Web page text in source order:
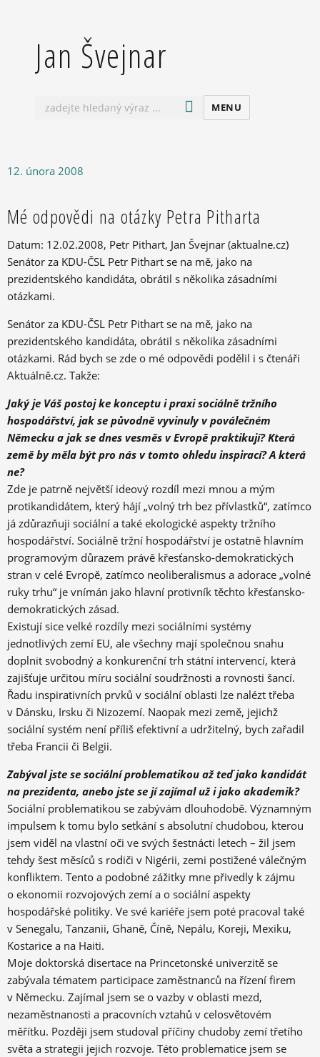
Jan Švejnar
MENU
Publikováno:
12. února 2008
Mé odpovědi na otázky Petra Pitharta
Datum: 12.02.2008, Petr Pithart, Jan Švejnar (aktualne.cz)
Senátor za KDU-ČSL Petr Pithart se na mě, jako na
prezidentského kandidáta, obrátil s několika zásadními
otázkami.
Senátor za KDU-ČSL Petr Pithart se na mě, jako na
prezidentského kandidáta, obrátil s několika zásadními
otázkami. Rád bych se zde o mé odpovědi podělil i s čtenáři
Aktuálně.cz. Takže:
Jaký je Váš postoj ke konceptu i praxi sociálně tržního
hospodářství, jak se původně vyvinuly v poválečném
Německu a jak se dnes vesměs v Evropě praktikují? Která
země by měla být pro nás v tomto ohledu inspirací? A která
ne?
Zde je patrně největší ideový rozdíl mezi mnou a mým
protikandidátem, který hájí „volný trh bez přívlastků“, zatímco
já zdůrazňuji sociální a také ekologické aspekty tržního
hospodářství. Sociálně tržní hospodářství je ostatně hlavním
programovým důrazem právě křesťansko-demokratických
stran v celé Evropě, zatímco neoliberalismus a adorace „volné
ruky trhu“ je vnímán jako hlavní protivník těchto křesťansko-
demokratických zásad.
Existují sice velké rozdíly mezi sociálními systémy
jednotlivých zemí EU, ale všechny mají společnou snahu
doplnit svobodný a konkurenční trh státní intervencí, která
zajišťuje určitou míru sociální soudržnosti a rovnosti šancí.
Řadu inspirativních prvků v sociální oblasti lze nalézt třeba
v Dánsku, Irsku či Nizozemí. Naopak mezi země, jejichž
sociální systém není příliš efektivní a udržitelný, bych zařadil
třeba Francii či Belgii.
Zabýval jste se sociální problematikou až teď jako kandidát
na prezidenta, anebo jste se jí zajímal už i jako akademik?
Sociální problematikou se zabývám dlouhodobě. Významným
impulsem k tomu bylo setkání s absolutní chudobou, kterou
jsem viděl na vlastní oči ve svých šestnácti letech – žil jsem
tehdy šest měsíců s rodiči v Nigérii, zemi postižené válečným
konfliktem. Tento a podobné zážitky mne přivedly k zájmu
o ekonomii rozvojových zemí a o sociální aspekty
hospodářské politiky. Ve své kariéře jsem poté pracoval také
v Senegalu, Tanzanii, Ghaně, Číně, Nepálu, Koreji, Mexiku,
Kostarice a na Haiti.
Moje doktorská disertace na Princetonské univerzitě se
zabývala tématem participace zaměstnanců na řízení firem
v Německu. Zajímal jsem se o vazby v oblasti mezd,
nezaměstnanosti a pracovních vztahů v celosvětovém
měřítku. Později jsem studoval příčiny chudoby zemí třetího
světa a strategii jejich rozvoje. Této problematice jsem se